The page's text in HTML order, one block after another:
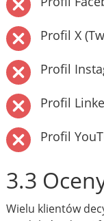
Profil X
Profil
Profil
Profil
3.3
Wielu klientów